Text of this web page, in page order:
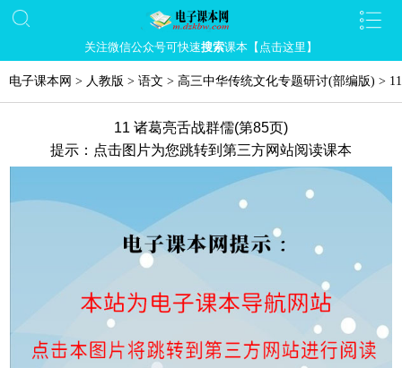
关注微信公众号可快速搜索课本【点击这里】
电子课本网 > 人教版 > 语文 > 高三中华传统文化专题研讨(部编版) >
11 诸葛亮舌战群儒(第85页)
提示：点击图片为您跳转到第三方网站阅读课本